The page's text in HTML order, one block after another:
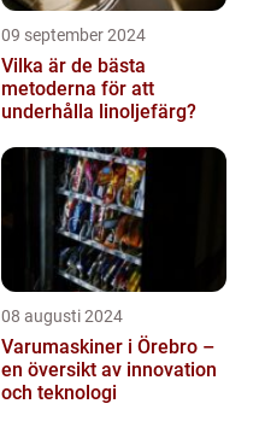
09 september 2024
Vilka är de bästa
metoderna för att
underhålla linoljefärg?
08 augusti 2024
Varumaskiner i Örebro –
en översikt av innovation
och teknologi